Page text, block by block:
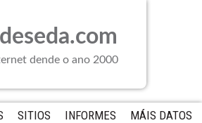
dende o ano 2000
SITIOS INFORMES
MÁIS DATOS